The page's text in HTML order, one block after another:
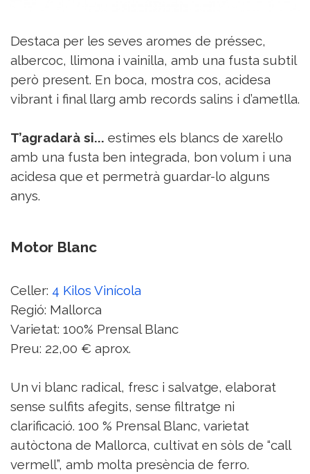
Destaca per les seves aromes de préssec,
albercoc, llimona i vainilla, amb una fusta subtil
però present. En boca, mostra cos, acidesa
vibrant i final llarg amb records salins i d’ametlla.
T’agradarà si... estimes els blancs de xarel·lo
amb una fusta ben integrada, bon volum i una
acidesa que et permetrà guardar-lo alguns
anys.
Motor Blanc
Celler: 4 Kilos Vinícola
Regió: Mallorca
Varietat: 100% Prensal Blanc
Preu: 22,00 € aprox.
Un vi blanc radical, fresc i salvatge, elaborat
sense sulfits afegits, sense filtratge ni
clarificació. 100 % Prensal Blanc, varietat
autòctona de Mallorca, cultivat en sòls de “call
vermell”, amb molta presència de ferro.